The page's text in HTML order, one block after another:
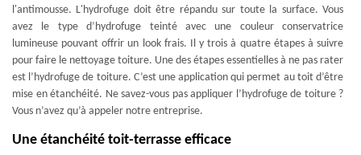
l'antimousse. L'hydrofuge doit être répandu sur toute la surface. Vous
avez le type d’hydrofuge teinté avec une couleur conservatrice
lumineuse pouvant offrir un look frais. Il y trois à quatre étapes à suivre
pour faire le nettoyage toiture. Une des étapes essentielles à ne pas rater
est l’hydrofuge de toiture. C’est une application qui permet au toit d’être
mise en étanchéité. Ne savez-vous pas appliquer l’hydrofuge de toiture ?
Vous n’avez qu’à appeler notre entreprise.
Une étanchéité toit-terrasse efficace